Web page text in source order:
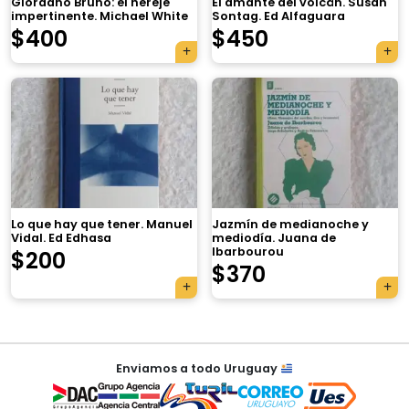
impertinente. Michael White
$400
Sontag. Ed Alfaguara
$450
Lo que hay que tener. Manuel
Vidal. Ed Edhasa
$200
Jazmín de medianoche y
mediodía. Juana de
Ibarbourou
$370
NavegaciónEnviamos a todo Uruguay
×
Tu carrito está vacío.
Agregá un producto y aparecerá acá
automáticamente.